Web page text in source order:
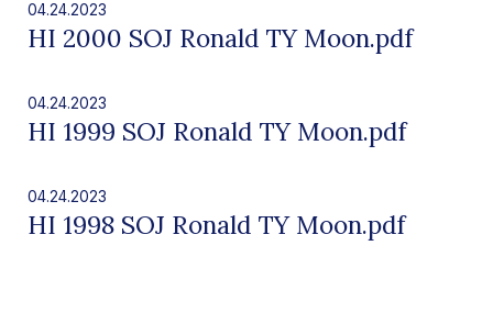
04.24.2023
HI 2000 SOJ Ronald TY Moon.pdf
04.24.2023
HI 1999 SOJ Ronald TY Moon.pdf
04.24.2023
HI 1998 SOJ Ronald TY Moon.pdf